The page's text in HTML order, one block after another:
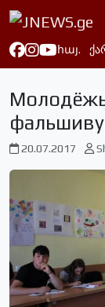
հայ.
20.07.2017